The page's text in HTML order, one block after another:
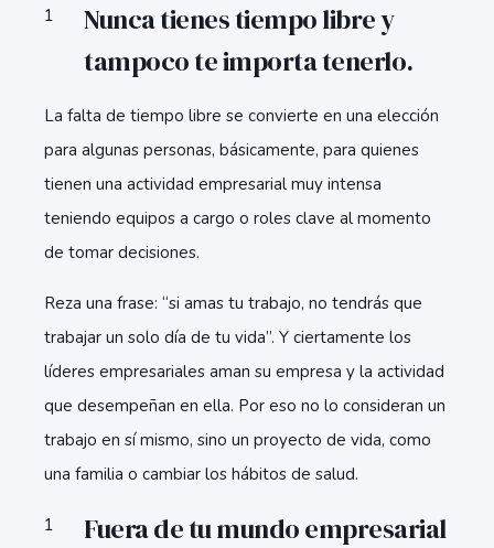
Nunca tienes tiempo libre y
tampoco te importa tenerlo.
La falta de tiempo libre se convierte en una elección
para algunas personas, básicamente, para quienes
tienen una actividad empresarial muy intensa
teniendo equipos a cargo o roles clave al momento
de tomar decisiones.
Reza una frase: “si amas tu trabajo, no tendrás que
trabajar un solo día de tu vida”. Y ciertamente los
líderes empresariales aman su empresa y la actividad
que desempeñan en ella. Por eso no lo consideran un
trabajo en sí mismo, sino un proyecto de vida, como
una familia o cambiar los hábitos de salud.
Fuera de tu mundo empresarial